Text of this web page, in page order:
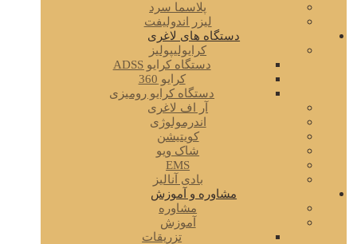
پلاسما سرد
لیزر اندولیفت
دستگاه های لاغری
کرایولیپولیز
دستگاه کرایو ADSS
کرایو 360
دستگاه کرایو رومیزی
آر اف لاغری
اندرمولوژی
کویتیشن
شاک ویو
EMS
بادی آنالیز
مشاوره و آموزش
مشاوره
آموزش
تزریقات